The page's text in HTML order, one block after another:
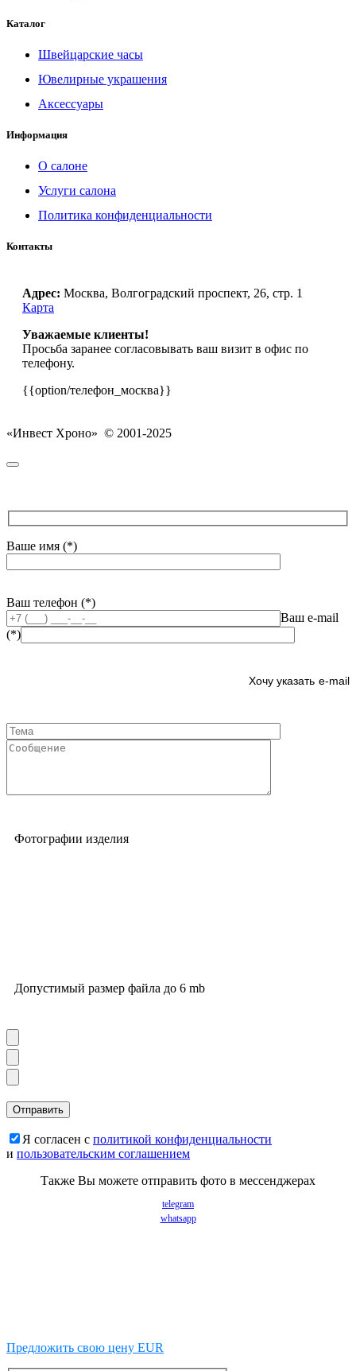
Каталог
Швейцарские часы
Ювелирные украшения
Аксессуары
Информация
О салоне
Услуги салона
Политика конфиденциальности
Контакты
Адрес: Москва, Волгоградский проспект, 26, стр. 1
Карта
Уважаемые клиенты!
Просьба заранее согласовывать ваш визит в офис по
телефону.
{{option/телефон_москва}}
«Инвест Хроно» © 2001-2025
Ваше имя (*)
Ваш телефон (*)
Ваш e-mail
(*)
e-mail
Фотографии изделия
Допустимый размер файла до 6 mb
Я согласен с политикой конфиденциальности
и пользовательским соглашением
Также Вы можете отправить фото в мессенджерах
telegram
whatsapp
Предложить свою цену EUR